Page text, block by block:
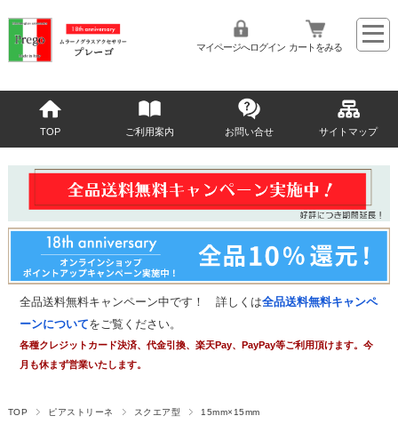
マイページへログイン カートをみる
TOP ご利用案内 お問い合せ サイトマップ
全品送料無料キャンペーン中です！ 詳しくは全品送料無料キャンペ
ーンについてをご覧ください。
各種クレジットカード決済、代金引換、楽天Pay、PayPay等ご利用頂けます。今
月も休まず営業いたします。
TOP ピアストリーネ スクエア型 15mm×15mm